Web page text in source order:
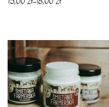
5.00
ma
wiele
wariantów.
Opcje